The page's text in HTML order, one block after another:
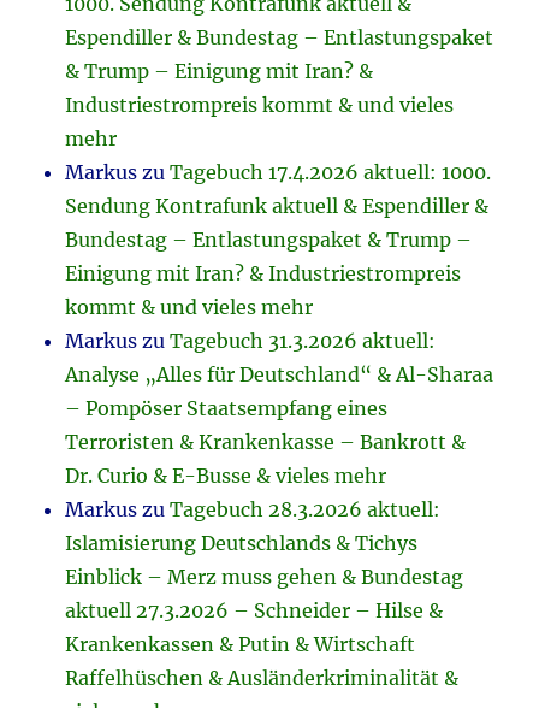
Espendiller & Bundestag – Entlastungspaket
& Trump – Einigung mit Iran? &
Industriestrompreis kommt & und vieles
mehr
Markus zuTagebuch 17.4.2026 aktuell: 1000.
Sendung Kontrafunk aktuell & Espendiller &
Bundestag – Entlastungspaket & Trump –
Einigung mit Iran? & Industriestrompreis
kommt & und vieles mehr
Markus zuTagebuch 31.3.2026 aktuell:
Analyse „Alles für Deutschland“ & Al-Sharaa
– Pompöser Staatsempfang eines
Terroristen & Krankenkasse – Bankrott &
Dr. Curio & E-Busse & vieles mehr
Markus zuTagebuch 28.3.2026 aktuell:
Islamisierung Deutschlands & Tichys
Einblick – Merz muss gehen & Bundestag
aktuell 27.3.2026 – Schneider – Hilse &
Krankenkassen & Putin & Wirtschaft
Raffelhüschen & Ausländerkriminalität &